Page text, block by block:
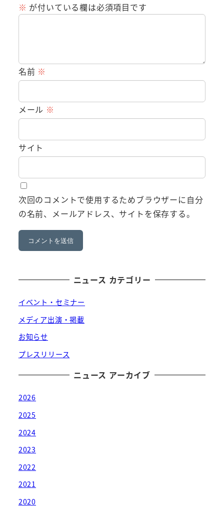
※ が付いている欄は必須項目です
名前 ※
メール ※
サイト
次回のコメントで使用するためブラウザーに自分
の名前、メールアドレス、サイトを保存する。
ニュース カテゴリー
イベント・セミナー
メディア出演・掲載
お知らせ
プレスリリース
ニュース アーカイブ
2026
2025
2024
2023
2022
2021
2020